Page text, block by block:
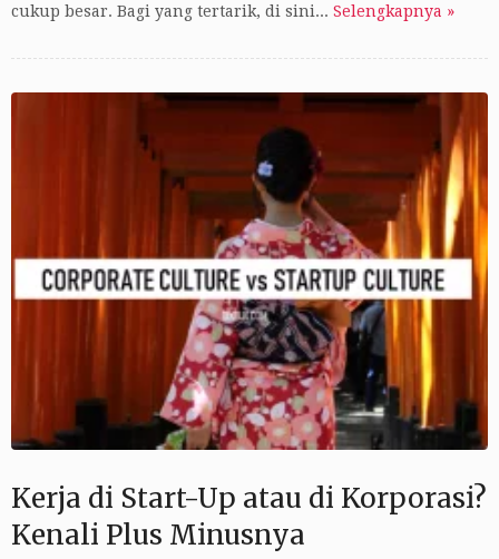
cukup besar. Bagi yang tertarik, di sini... Selengkapnya »
Kerja di Start-Up atau di Korporasi?
Kenali Plus Minusnya